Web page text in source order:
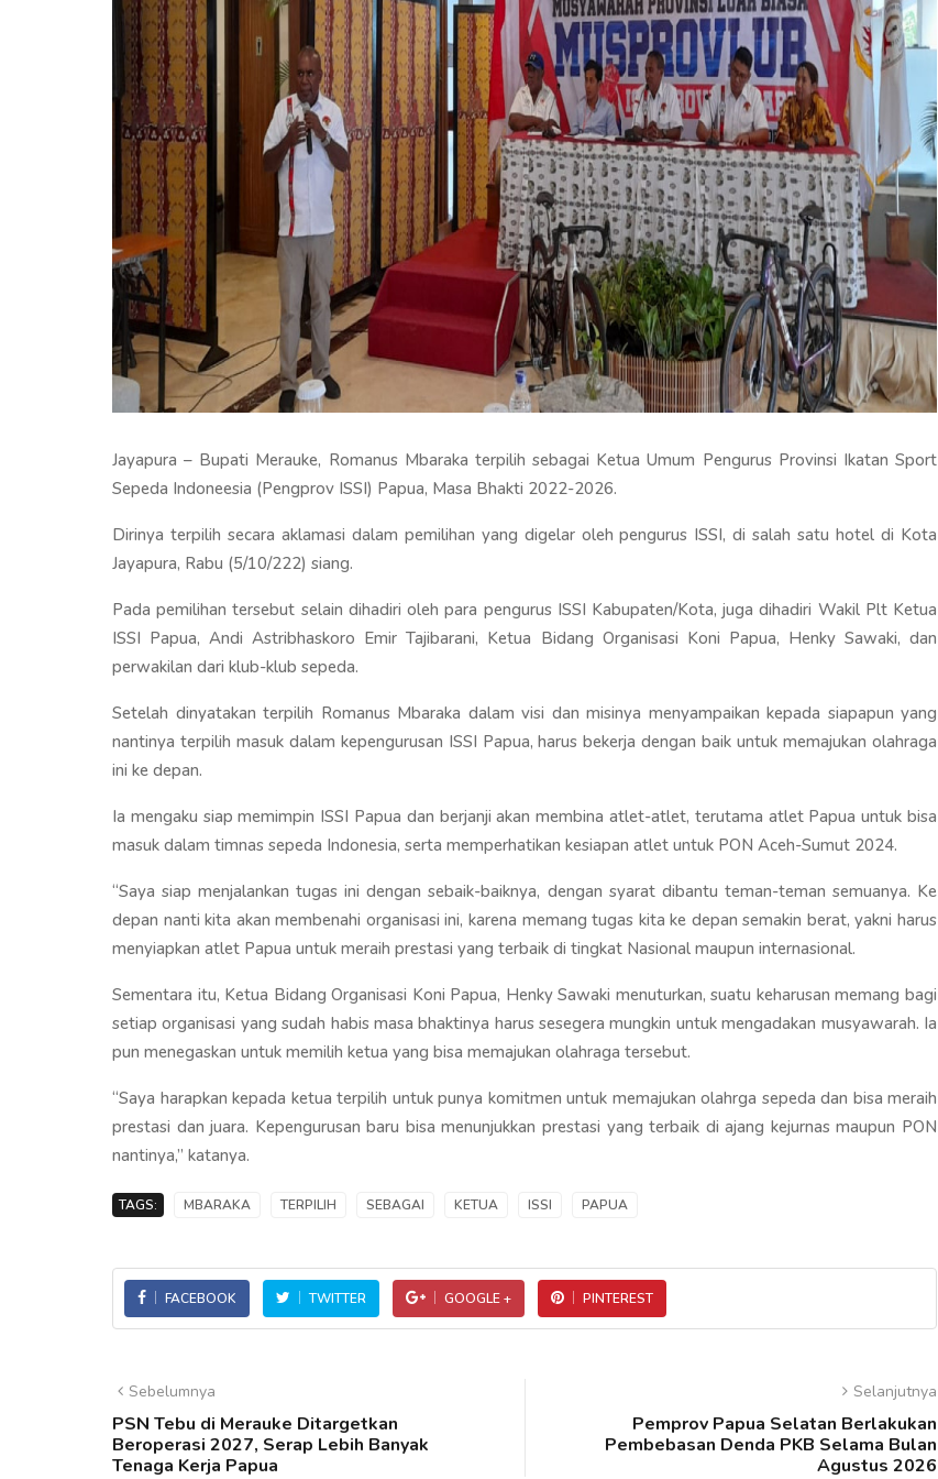
Jayapura – Bupati Merauke, Romanus Mbaraka terpilih sebagai Ketua Umum Pengurus Provinsi Ikatan Sport
Sepeda Indoneesia (Pengprov ISSI) Papua, Masa Bhakti 2022-2026.
Dirinya terpilih secara aklamasi dalam pemilihan yang digelar oleh pengurus ISSI, di salah satu hotel di Kota
Jayapura, Rabu (5/10/222) siang.
Pada pemilihan tersebut selain dihadiri oleh para pengurus ISSI Kabupaten/Kota, juga dihadiri Wakil Plt Ketua
ISSI Papua, Andi Astribhaskoro Emir Tajibarani, Ketua Bidang Organisasi Koni Papua, Henky Sawaki, dan
perwakilan dari klub-klub sepeda.
Setelah dinyatakan terpilih Romanus Mbaraka dalam visi dan misinya menyampaikan kepada siapapun yang
nantinya terpilih masuk dalam kepengurusan ISSI Papua, harus bekerja dengan baik untuk memajukan olahraga
ini ke depan.
Ia mengaku siap memimpin ISSI Papua dan berjanji akan membina atlet-atlet, terutama atlet Papua untuk bisa
masuk dalam timnas sepeda Indonesia, serta memperhatikan kesiapan atlet untuk PON Aceh-Sumut 2024.
“Saya siap menjalankan tugas ini dengan sebaik-baiknya, dengan syarat dibantu teman-teman semuanya. Ke
depan nanti kita akan membenahi organisasi ini, karena memang tugas kita ke depan semakin berat, yakni harus
menyiapkan atlet Papua untuk meraih prestasi yang terbaik di tingkat Nasional maupun internasional.
Sementara itu, Ketua Bidang Organisasi Koni Papua, Henky Sawaki menuturkan, suatu keharusan memang bagi
setiap organisasi yang sudah habis masa bhaktinya harus sesegera mungkin untuk mengadakan musyawarah. Ia
pun menegaskan untuk memilih ketua yang bisa memajukan olahraga tersebut.
“Saya harapkan kepada ketua terpilih untuk punya komitmen untuk memajukan olahrga sepeda dan bisa meraih
prestasi dan juara. Kepengurusan baru bisa menunjukkan prestasi yang terbaik di ajang kejurnas maupun PON
nantinya,” katanya.
TAGS: MBARAKA TERPILIH SEBAGAI KETUA ISSI PAPUA
FACEBOOK TWITTER GOOGLE + PINTEREST
Sebelumnya
PSN Tebu di Merauke Ditargetkan
Beroperasi 2027, Serap Lebih Banyak
Tenaga Kerja Papua
Selanjutnya
Pemprov Papua Selatan Berlakukan
Pembebasan Denda PKB Selama Bulan
Agustus 2026